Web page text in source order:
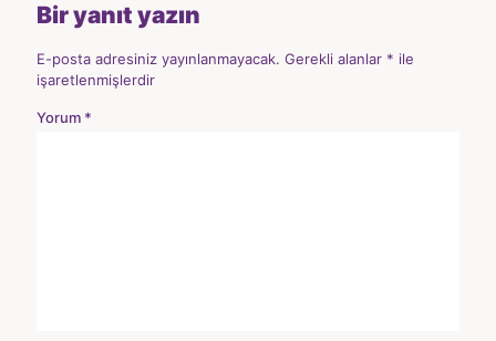
Bir yanıt yazın
E-posta adresiniz yayınlanmayacak. Gerekli alanlar * ile
işaretlenmişlerdir
Yorum *